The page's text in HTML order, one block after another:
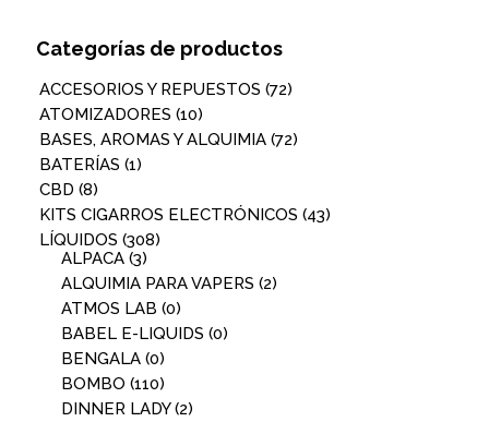
Categorías de productos
ACCESORIOS Y REPUESTOS (72)
ATOMIZADORES (10)
BASES, AROMAS Y ALQUIMIA (72)
BATERÍAS (1)
CBD (8)
KITS CIGARROS ELECTRÓNICOS (43)
LÍQUIDOS (308)
ALPACA (3)
ALQUIMIA PARA VAPERS (2)
ATMOS LAB (0)
BABEL E-LIQUIDS (0)
BENGALA (0)
BOMBO (110)
DINNER LADY (2)